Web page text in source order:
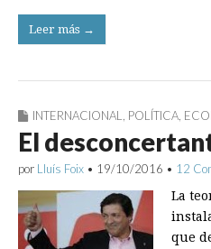
Leer más →
INTERNACIONAL POLÍTICA
El
por Lluís Foix • 19/10/2016 • 12
La
que